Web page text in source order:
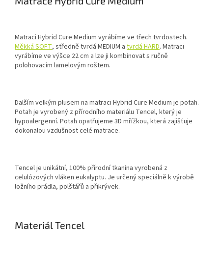
Matraci Hybrid Cure Medium vyrábíme ve třech tvrdostech.
Měkká SOFT, středně tvrdá MEDIUM a tvrdá HARD. Matraci
vyrábíme ve výšce 22 cm a lze ji kombinovat s ručně
polohovacím lamelovým roštem.
Dalším velkým plusem na matraci Hybrid Cure Medium je potah.
Potah je vyrobený z přírodního materiálu Tencel, který je
hypoalergenní. Potah opatřujeme 3D mřížkou, která zajišťuje
dokonalou vzdušnost celé matrace.
Tencel je unikátní, 100% přírodní tkanina vyrobená z
celulózových vláken eukalyptu. Je určený speciálně k výrobě
ložního prádla, polštářů a přikrývek.
Materiál Tencel